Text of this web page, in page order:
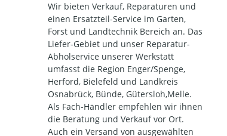
Wir bieten Verkauf, Reparaturen und
einen Ersatzteil-Service im Garten,
Forst und Landtechnik Bereich an. Das
Liefer-Gebiet und unser Reparatur-
Abholservice unserer Werkstatt
umfasst die Region Enger/Spenge,
Herford, Bielefeld und Landkreis
Osnabrück, Bünde, Gütersloh,Melle.
Als Fach-Händler empfehlen wir ihnen
die Beratung und Verkauf vor Ort.
Auch ein Versand von ausgewählten